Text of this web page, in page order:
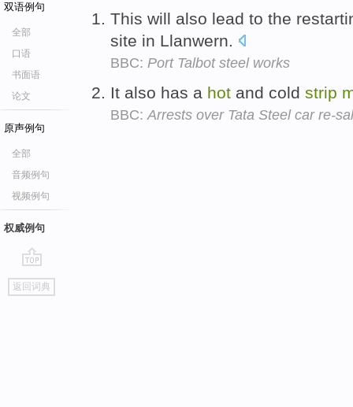
双语例句
全部
口语
书面语
论文
原声例句
全部
音频例句
视频例句
权威例句
go
top
返回词典
This will also lead to the
site in Llanwern.
BBC: Port Talbot steel works
It also has a hot and cold strip
BBC: Arrests over Tata Steel car re-